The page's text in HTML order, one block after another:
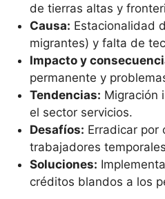
de tierras altas y
Causa: Estacionalidad
migrantes) y falta de
Impacto y
permanente y
Tendencias: Migración
el sector servicios.
Desafíos: Erradicar por
trabajadores
Soluciones:
créditos blandos a los